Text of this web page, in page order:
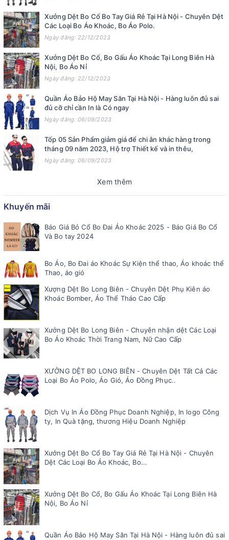
Xưởng Dệt Bo Cổ Bo Tay Giá Rẻ Tại Hà Nội - Chuyên Dệt
Các Loại Bo Áo Khoác, Bo Áo Polo.
Ngày đăng: 22/12/2023
Xưởng Dệt Bo Cổ, Bo Gấu Áo Khoác Tại Long Biên Hà
Nội, Bo Áo Nỉ
Ngày đăng: 22/12/2023
Quần Áo Bảo Hộ May Săn Tại Hà Nội - Hàng luôn đủ sai
đủ cỡ chỉ cần In là Có ngay
Ngày đăng: 06/09/2023
Tốp 05 Sản Phẩm giảm giá để chi ân khác hàng trong
tháng 09 năm 2023, Hộ trợ Thiết kế và in thêu,
Ngày đăng: 06/09/2023
Xem thêm
Khuyến mãi
Báo Giá Bỏ Cổ Bo Đai Áo Khoác 2025 - Báo Giá Bo Cổ
Và Bo tay 2024
Bo Áo, Bo Đai áo Khoác Sự Kiện thể thao, Áo khoác thể
Thao, áo gió
Xượng Dệt Bo Long Biên - Chuyên Dệt Phụ Kiên áo
Khoác Bomber, Áo Thể Tháo Cao Cấp
Xưởng Dệt Bo Long Biên - Chuyên nhận dệt Các Loại
Bo Áo Khoác Thời Trang Nam, Nữ Cao Cấp
XƯỞNG DỆT BO LONG BIÊN - Chuyên Dệt Tất Cả Các
Loại Bo Áo Polo, Áo Gió, Áo Đồng Phục..
Dịch Vụ In Áo Đồng Phục Doanh Nghiệp, In logo Công
ty, In Quà tặng, thương Hiệu Doanh Nghiệp
Xưởng Dệt Bo Cổ Bo Tay Giá Rẻ Tại Hà Nội - Chuyên
Dệt Các Loại Bo Áo Khoác, Bo...
Xưởng Dệt Bo Cổ, Bo Gấu Áo Khoác Tại Long Biên Hà
Nội, Bo Áo Nỉ
Quần Áo Bảo Hộ May Săn Tại Hà Nội - Hàng luôn đủ sai